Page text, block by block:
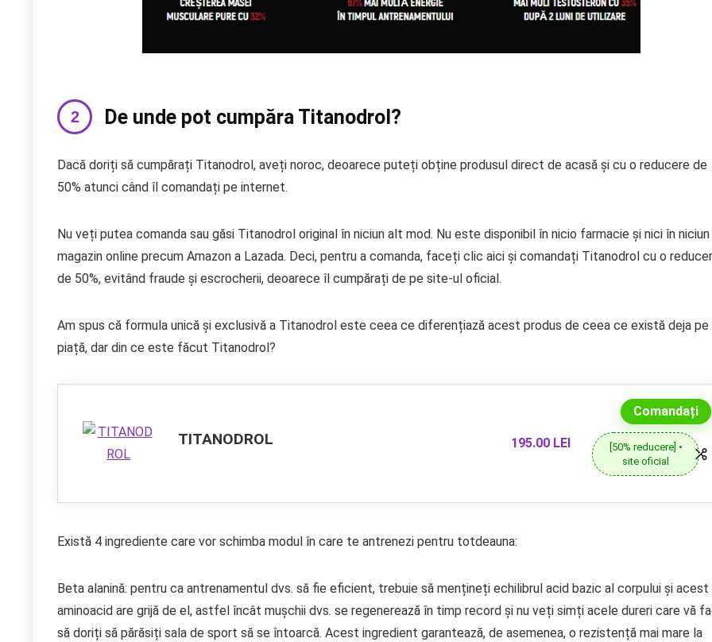
De unde pot cumpăra Titanodrol?
Dacă doriți să cumpărați Titanodrol, aveți noroc, deoarece puteți obține produsul direct de acasă și cu o reducere de
50% atunci când îl comandați pe internet.
Nu veți putea comanda sau găsi Titanodrol original în niciun alt mod. Nu este disponibil în nicio farmacie și nici în niciun
magazin online precum Amazon a Lazada. Deci, pentru a comanda, faceți clic aici și comandați Titanodrol cu ​​o
de 50%, evitând fraude și escrocherii, deoarece îl cumpărați de pe site-ul oficial.
Am spus că formula unică și exclusivă a Titanodrol este ceea ce diferențiază acest produs de ceea ce există deja pe
piață, dar din ce este făcut Titanodrol?
TITANODROL 195.00 LEI
Comandați
[50% reducere] •
site oficial
Există 4 ingrediente care vor schimba modul în care te antrenezi pentru totdeauna:
Beta alanină: pentru ca antrenamentul dvs. să fie eficient, trebuie să mențineți echilibrul acid bazic al corpului și acest
aminoacid are grijă de el, astfel încât mușchii dvs. se regenerează în timp record și nu veți simți acele dureri care vă
să doriți să părăsiți sala de sport să se întoarcă. Acest ingredient garantează, de asemenea, o rezistență mai mare la